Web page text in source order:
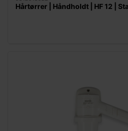
Hårtørrer | Håndholdt | HF 12 |